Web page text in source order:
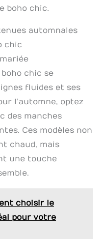
boho chic.
automnales
chic
chic se
fluides et ses
l’automne, optez
des manches
Ces modèles non
chaud, mais
une touche
choisir le
pour votre